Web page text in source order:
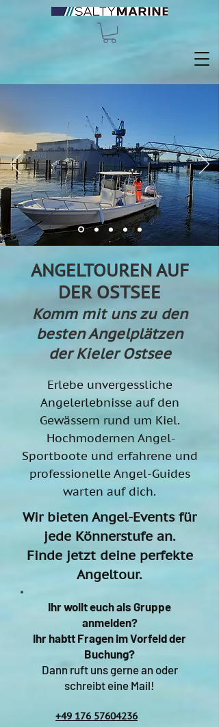
ANGELTOUREN AUF
DER OSTSEE
Komm mit uns zu den
besten Angelplätzen
der Kieler Ostsee
Erlebe unvergessliche
Angelerlebnisse auf den
Gewässern rund um Kiel.
Hochmodernen Angel-
Sportboote und erfahrene und
professionelle Angel-Guides
warten auf dich.
Wir bieten Angel-Events für
jede Könnerstufe an.
Finde jetzt deine perfekte
Angeltour.
Ihr wollt euch als Gruppe
anmelden?
Ihr habtt Fragen im Vorfeld der
Buchung?
Dann ruft uns gerne an oder
schreibt eine Mail!
+49 176 57604236